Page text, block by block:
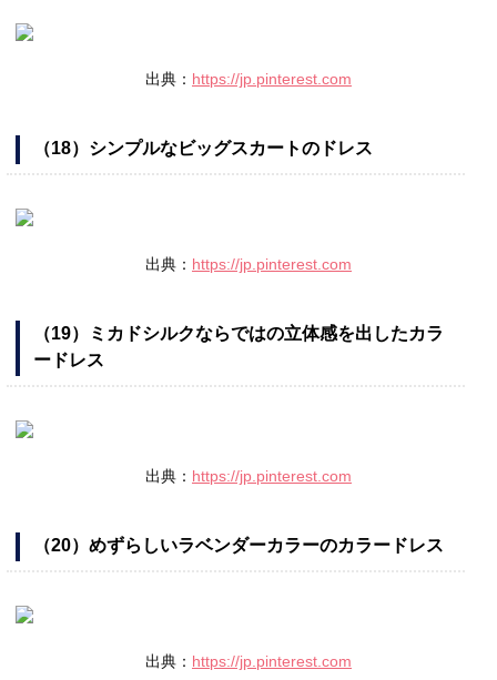
出典： https://jp.pinterest.com
（18）シンプルなビッグスカートのドレス
出典： https://jp.pinterest.com
（19）ミカドシルクならではの立体感を出したカラ
ードレス
出典： https://jp.pinterest.com
（20）めずらしいラベンダーカラーのカラードレス
出典： https://jp.pinterest.com